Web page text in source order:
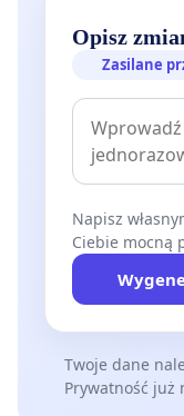
Opisz
Zasilane
Napisz
Ciebie mocną
Twoje dane
Prywatność już